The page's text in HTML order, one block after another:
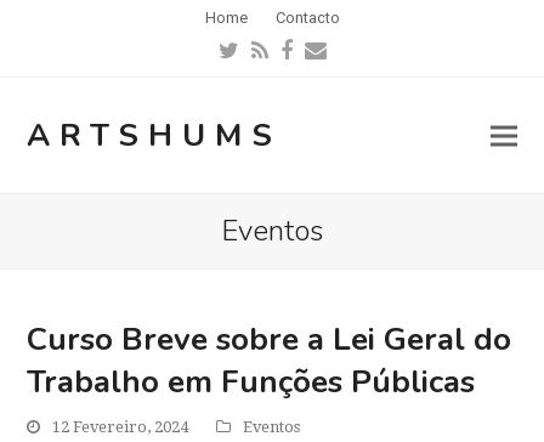
Home Contacto
Twitter
RSSFacebook
Email
ARTSHUMS
Eventos
Curso Breve sobre a Lei Geral do
Trabalho em Funções Públicas
12 Fevereiro, 2024 Eventos